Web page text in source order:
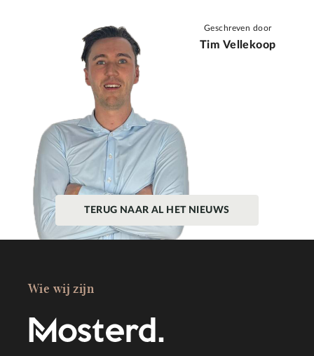
Geschreven door
Tim Vellekoop
TERUG NAAR AL HET NIEUWS
Wie wij zijn